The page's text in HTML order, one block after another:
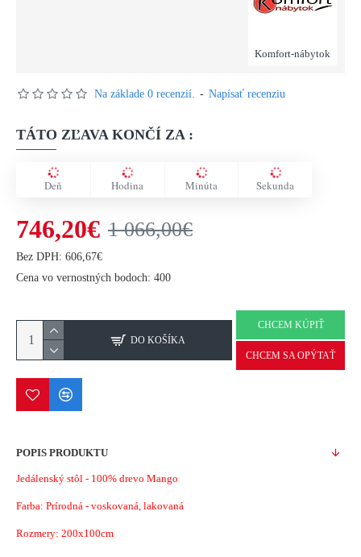
Komfort-nábytok
Na základe 0 recenzií. - Napísať recenziu
TÁTO ZĽAVA KONČÍ ZA :
Deň Hodina Minúta Sekunda
746,20€ 1 066,00€
Bez DPH: 606,67€
Cena vo vernostných bodoch: 400
DO KOŠÍKA
CHCEM KÚPIŤ
CHCEM SA OPÝTAŤ
POPIS PRODUKTU
Jedálenský stôl - 100% drevo Mango
Farba: Prírodná - voskovaná, lakovaná
Rozmery: 200x100cm